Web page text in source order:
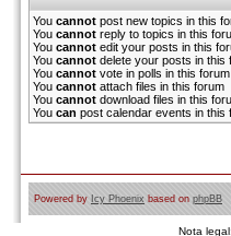
You cannot post new topics in this
You cannot reply to topics in this
You cannot edit your posts in this
You cannot delete your posts in this
You cannot vote in polls in this forum
You cannot attach files in this forum
You cannot download files in this
You can post calendar events in this
Powered by Icy Phoenix based on phpBB
Nota